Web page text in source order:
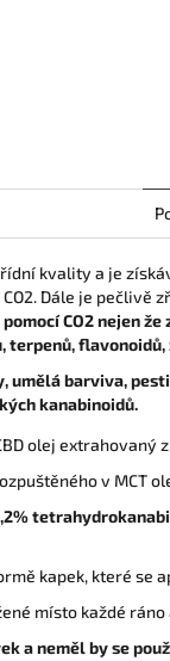
kvality a je
Dále je pečlivě
CO2 nejen
terpenů,
umělá barviva,
kanabinoidů.
olej extrahovaný
v MCT
kapek, které se
místo každé
a neměl by se